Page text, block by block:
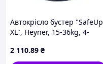
Автокрісло бустер "SafeUp
XL", Heyner, 15-36kg, 4-
2 110.89 ₴